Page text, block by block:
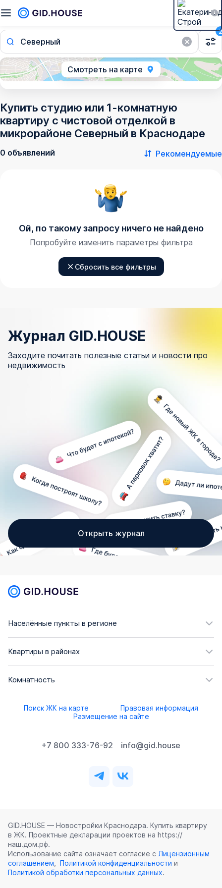
Северный
2
Смотреть на карте
Купить студию или 1-комнатную
квартиру с чистовой отделкой в
микрорайоне Северный в Краснодаре
0 объявлений Рекомендуемые
Ой, по такому запросу ничего не найдено
Попробуйте изменить параметры фильтра
Сбросить все фильтры
Журнал GID.HOUSE
Заходите почитать полезные статьи и новости про
недвижимость
Открыть журнал
Населённые пункты в регионе
Квартиры в районах
Комнатность
Поиск ЖК на карте
Правовая информация
Размещение на сайте
+7 800 333-76-92 info@gid.house
GID.HOUSE — Новостройки Краснодара. Купить квартиру
в ЖК. Проектные декларации проектов на https://
наш.дом.рф.
Использование сайта означает согласие с Лицензионным
соглашением
Политикой конфиденциальности и
Политикой обработки персональных данных.